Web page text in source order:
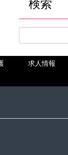
検索
求人情報